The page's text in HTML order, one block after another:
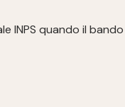
INPS quando il bando